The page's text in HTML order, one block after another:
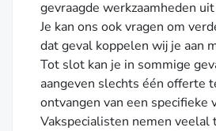
gevraagde werkzaamheden
Je kan ons ook vragen om
dat geval koppelen wij je aan
Tot slot kan je in sommige
aangeven slechts één offerte
ontvangen van een specifieke
Vakspecialisten nemen veelal